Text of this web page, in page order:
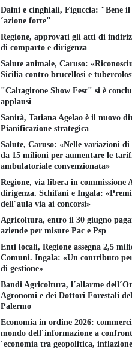
Il Sangallo sexy chic
tendenza moda
estate ´24
14 MAGGIO 2024
per
21
Daini e cinghiali, Figuccia: "Bene il
´azione forte"
Regione, approvati gli atti di
di comparto e dirigenza
Salute animale, Caruso:
Sicilia contro brucellosi e
"Caltagirone Show Fest" si è
applausi
Sanità, Tatiana Agelao è il nuovo
Pianificazione strategica
Salute, Caruso: «Nelle variazioni
da 15 milioni per aumentare le
ambulatoriale convenzionata»
Regione, via libera in commissione
dirigenza. Schifani e Ingala:
dell´aula via ai concorsi»
Agricoltura, entro il 30 giugno
aziende per misure Pac e Psp
Enti locali, Regione assegna 2,5
Comuni. Ingala: «Un contributo
di gestione»
Bandi Agricoltura, l´allarme
Agronomi e dei Dottori Forestali
Palermo
Economia in ordine 2026:
mondo dell´informazione a
´economia tra geopolitica,